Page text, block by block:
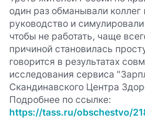
один раз обманывали коллег
руководство и
чтобы не работать, чаще
причиной становилась
говорится в результатах
исследования сервиса
Скандинавского Центра
Подробнее по ссылке:
https://tass.ru/obschestvo/